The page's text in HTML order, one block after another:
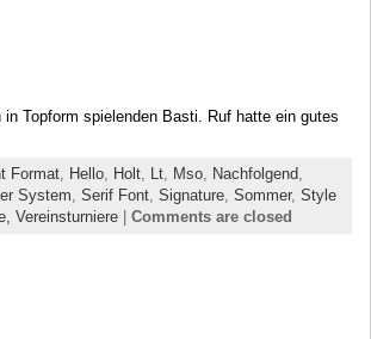
Topform spielenden Basti. Ruf hatte ein gutes
Format, Hello, Holt, Lt, Mso, Nachfolgend,
System, Serif Font, Signature, Sommer, Style
Vereinsturniere| Comments are closed